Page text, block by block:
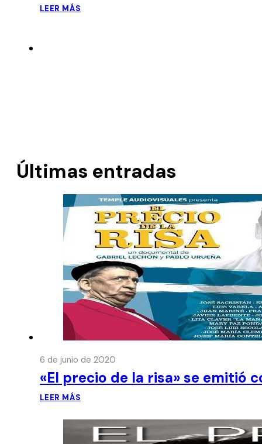
LEER MÁS
Últimas entradas
6 de junio de 2020
«El precio de la risa» se emitió
LEER MÁS